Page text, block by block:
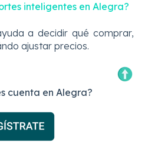
inteligentes en Alegra?
a decidir qué comprar,
ajustar precios.
cuenta en Alegra?